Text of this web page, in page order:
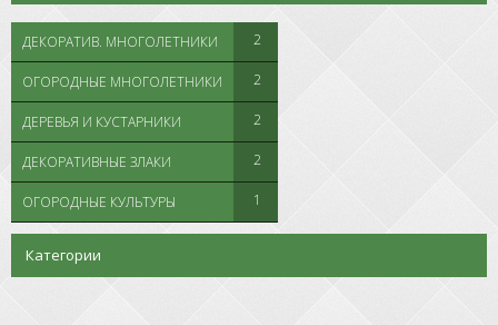
ДЕКОРАТИВ. МНОГОЛЕТНИКИ 2
ОГОРОДНЫЕ МНОГОЛЕТНИКИ 2
ДЕРЕВЬЯ И КУСТАРНИКИ 2
ДЕКОРАТИВНЫЕ ЗЛАКИ 2
ОГОРОДНЫЕ КУЛЬТУРЫ 1
Категории